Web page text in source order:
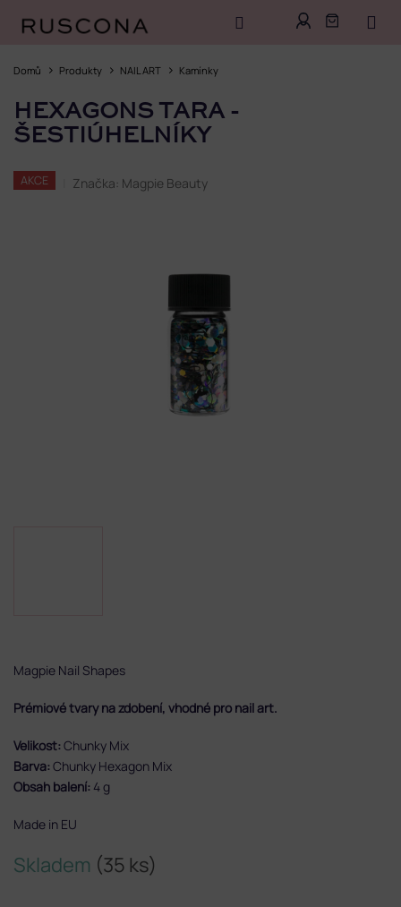
Domů Produkty NAIL ART Kamínky
HEXAGONS TARA -
ŠESTIÚHELNÍKY
AKCE Značka: Magpie Beauty
Skladem (35 ks)
Magpie Nail Shapes
Prémiové tvary na zdobení, vhodné pro nail art.
Velikost: Chunky Mix
Barva: Chunky Hexagon Mix
Obsah balení: 4 g
Made in EU